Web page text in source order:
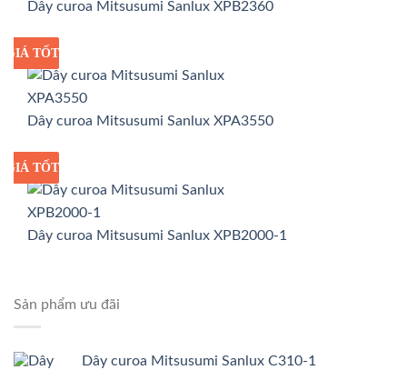
Dây curoa Mitsusumi Sanlux XPB2360
GIÁ SỈ
GIÁ TỐT
Dây curoa Mitsusumi Sanlux XPA3550
GIÁ SỈ
GIÁ TỐT
Dây curoa Mitsusumi Sanlux XPB2000-1
Sản phẩm ưu đãi
Dây curoa Mitsusumi Sanlux C310-1